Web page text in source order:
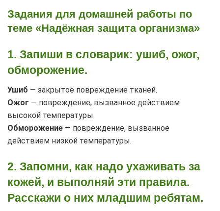
Задания для домашней работы по
теме «Надёжная защита организма»
1. Запиши в словарик: ушиб, ожог,
обморожение.
Ушиб — закрытое повреждение тканей.
Ожог — повреждение, вызванное действием
высокой температуры.
Обморожение — повреждение, вызванное
действием низкой температуры.
2. Запомни, как надо ухаживать за
кожей, и выполняй эти правила.
Расскажи о них младшим ребятам.